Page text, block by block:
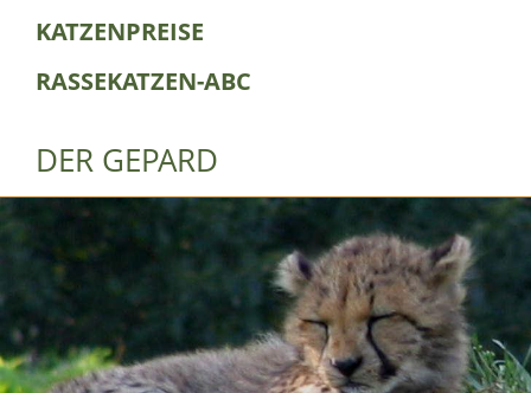
KATZENPREISE
RASSEKATZEN-ABC
DER GEPARD